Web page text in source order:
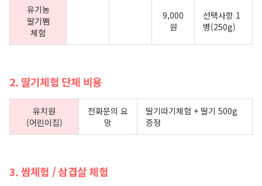
유기농
딸기쨈
체험
9,000
원
선택사항 1
병(250g)
2. 딸기체험 단체 비용
유치원
(어린이집)
전화문의 요
망
딸기따기체험 + 딸기 500g
증정
3. 쌈체험 / 삼겹살 체험